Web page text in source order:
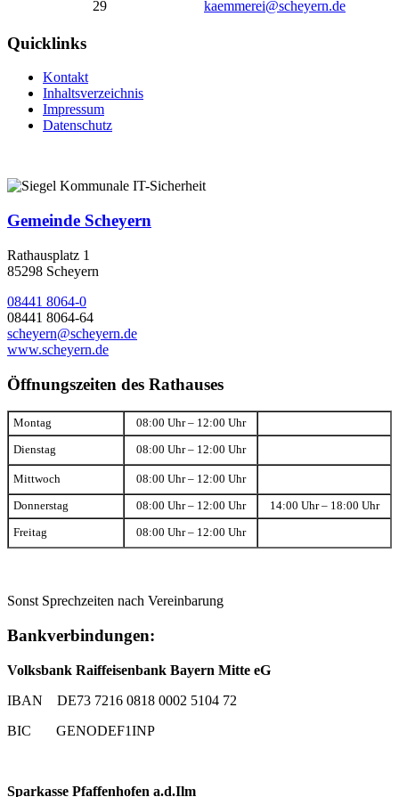
29
kaemmerei@scheyern.de
Quicklinks
Kontakt
Inhaltsverzeichnis
Impressum
Datenschutz
Gemeinde Scheyern
Rathausplatz 1
85298 Scheyern
08441 8064-0
08441 8064-64
scheyern@scheyern.de
www.scheyern.de
Öffnungszeiten des Rathauses
Montag 08:00 Uhr – 12:00 Uhr
Dienstag 08:00 Uhr – 12:00 Uhr
Mittwoch 08:00 Uhr – 12:00 Uhr
Donnerstag 08:00 Uhr – 12:00 Uhr 14:00 Uhr – 18:00 Uhr
Freitag 08:00 Uhr – 12:00 Uhr
Sonst Sprechzeiten nach Vereinbarung
Bankverbindungen:
Volksbank Raiffeisenbank Bayern Mitte eG
IBAN DE73 7216 0818 0002 5104 72
BIC GENODEF1INP
Sparkasse Pfaffenhofen a.d.Ilm